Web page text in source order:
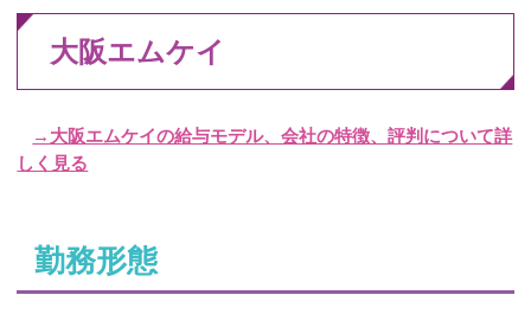
大阪エムケイ
→大阪エムケイの給与モデル、会社の特徴、評判について詳
しく見る
勤務形態